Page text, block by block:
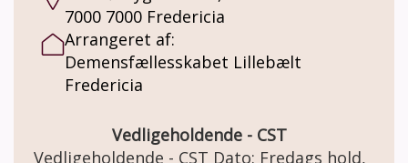
lukket gruppe i et ½ år ad gangen.
Vedligeholdende - CST sigter mod at
vedligeholde og styrke deltagernes kognitive
og sociale færdigheder. Nøgleprincipper
medinddragelse, morskab, relationer,
reminiscens, synspunkter og mening – frem
7000 7000 Fredericia
Arrangeret af:
Demensfællesskabet Lillebælt
Fredericia
Vedligeholdende - CST
Vedligeholdende - CST Dato: Fredags hold,